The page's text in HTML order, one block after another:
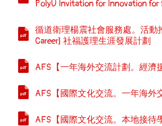
PolyU Invitation for Innovation
循道衛理楊震社會服務處。活動
Career] 社福護理生涯發展計劃
AFS【一年海外交流計劃。經濟
AFS【國際文化交流。一年海外
AFS【國際文化交流。本地接待